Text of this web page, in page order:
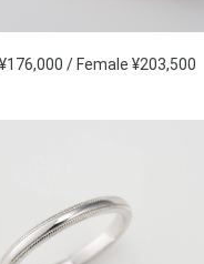
/ Female ¥203,500